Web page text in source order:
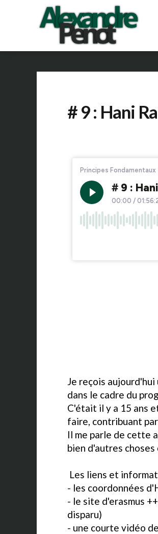
# 9 : Hani
Je reçois aujourd'hui
dans le cadre du
C'était il y a 15 ans
faire, contribuant
Il me parle de cette
bien d'autres
Les liens et
- les coordonnées
- le site d'erasmus
disparu)
- une courte vidéo